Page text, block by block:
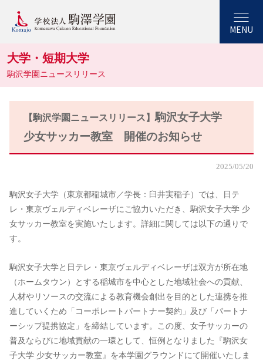
MENU
大学・短期大学
駒沢学園ニュースリリース
【駒沢学園ニュースリリース】駒沢女子大学
少女サッカー教室 開催のお知らせ
2025/05/20
駒沢女子大学（東京都稲城市／学長：臼井実稲子）では、日テ
レ・東京ヴェルディベレーザにご協力いただき、駒沢女子大学 少
女サッカー教室を実施いたします。詳細に関しては以下の通りで
す。
駒沢女子大学と日テレ・東京ヴェルディベレーザは双方が所在地
（ホームタウン）とする稲城市を中心とした地域社会への貢献、
人材やリソースの交流による教育機会創出を目的とした連携を推
進していくため「コーポレートパートナー契約」及び「パートナ
ーシップ提携協定」を締結しています。この度、女子サッカーの
普及ならびに地域貢献の一環として、恒例となりました『駒沢女
子大学 少女サッカー教室』を本学園グラウンドにて開催いたしま